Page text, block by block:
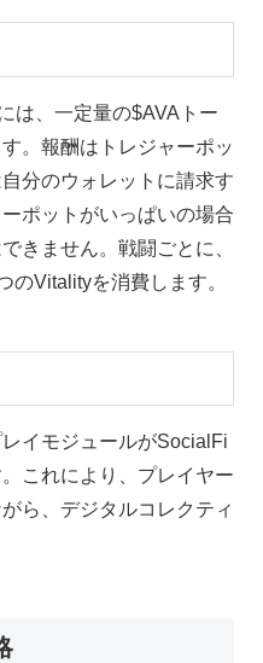
は、一定量の$AVAトー
。報酬はトレジャーポッ
分のウォレットに請求す
ポットがいっぱいの場合
きません。戦闘ごとに、
のVitalityを消費します。
イモジュールがSocialFi
これにより、プレイヤー
ら、デジタルコレクティ